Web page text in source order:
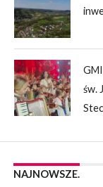
św.
NAJNOWSZE.